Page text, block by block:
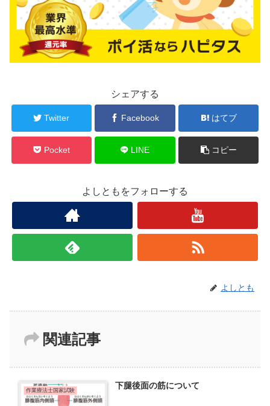
シェアする
Twitter Facebook はてブ
Pocket LINE コピー
よしともをフォローする
よしとも
関連記事
作業療法士国家試験 下腿後面の筋について